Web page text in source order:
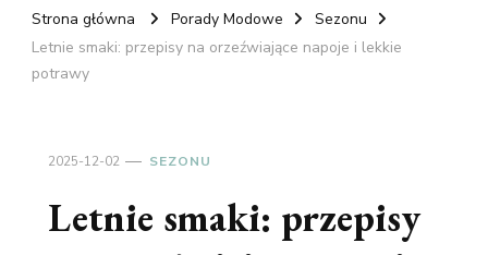
Strona główna Porady Modowe
Sezonu
Letnie smaki: przepisy na orzeźwiające napoje i lekkie
potrawy
2025-12-02 SEZONU
Letnie smaki: przepisy